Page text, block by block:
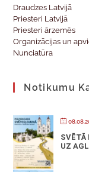
Draudzes Latvijā
Priesteri Latvijā
Priesteri ārzemēs
Organizācijas un
Nunciatūra
Notikumu
SVĒTĀ
UZ